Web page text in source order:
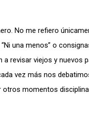
No me refiero
una menos” o
revisar viejos y nuevos
vez más nos
momentos